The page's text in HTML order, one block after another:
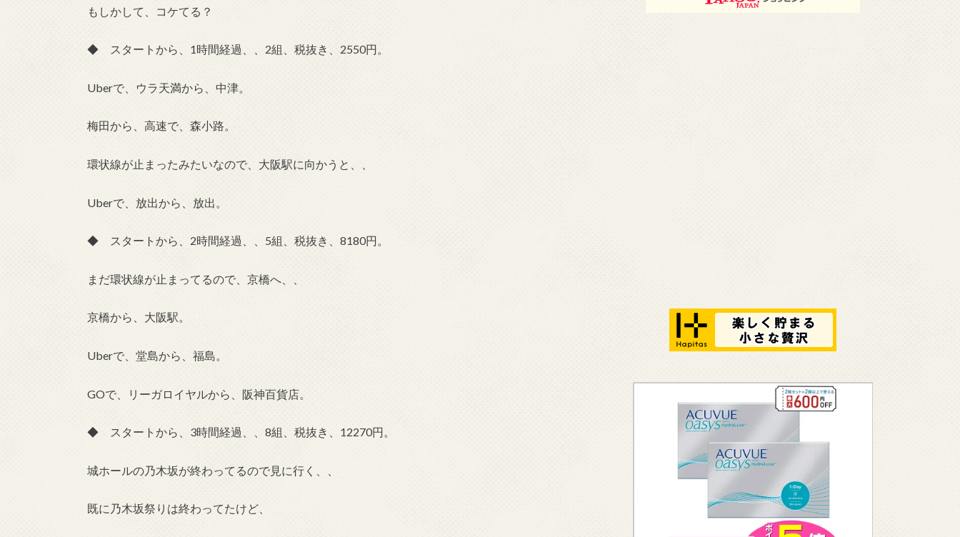
もしかして、コケてる？
◆ スタートから、1時間経過、、2組、税抜き、2550円。
Uberで、ウラ天満から、中津。
梅田から、高速で、森小路。
環状線が止まったみたいなので、大阪駅に向かうと、、
Uberで、放出から、放出。
◆ スタートから、2時間経過、、5組、税抜き、8180円。
まだ環状線が止まってるので、京橋へ、、
京橋から、大阪駅。
Uberで、堂島から、福島。
GOで、リーガロイヤルから、阪神百貨店。
◆ スタートから、3時間経過、、8組、税抜き、12270円。
城ホールの乃木坂が終わってるので見に行く、、
既に乃木坂祭りは終わってたけど、